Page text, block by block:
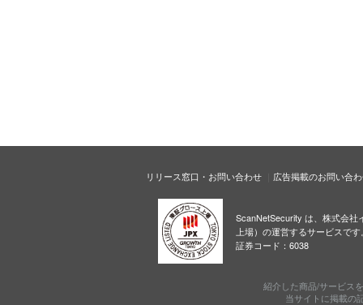
リリース窓口・お問い合わせ 広告掲載のお問い合
ScanNetSecurity は、株式会社
上場）の運営するサービスです
証券コード：6038
紹介した商品/サービス
当サイトに掲載の